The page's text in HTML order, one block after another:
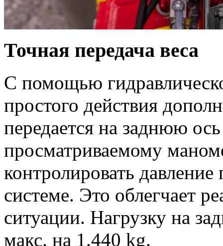
Точная передача веса
С помощью
простого действия
передается на заднюю
просматриваемому
контролировать
системе. Это облегчает
ситуации. Нагрузку на
макс. на 1.440 kg.